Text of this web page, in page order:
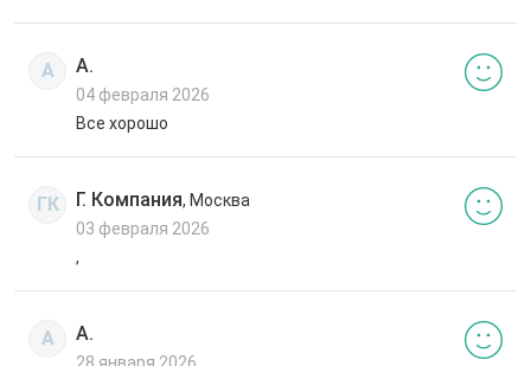
А А.
04 февраля 2026
Все хорошо
ГК Г. Компания, Москва
03 февраля 2026
,
А А.